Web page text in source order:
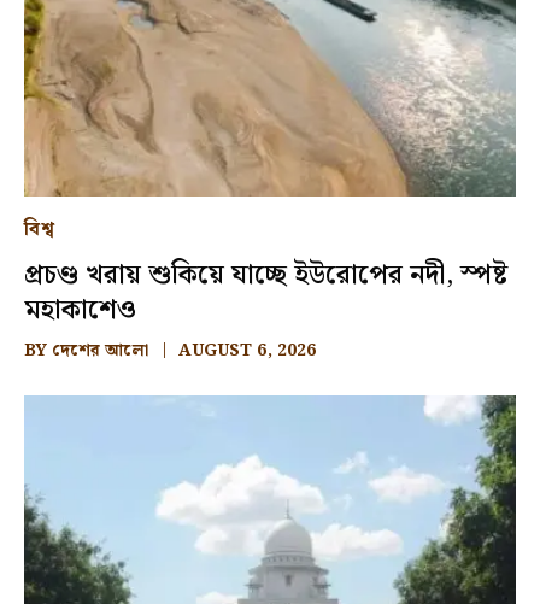
বিশ্ব
প্রচণ্ড খরায় শুকিয়ে যাচ্ছে ইউরোপের নদী, স্পষ্ট
মহাকাশেও
BY দেশের আলো AUGUST 6, 2026